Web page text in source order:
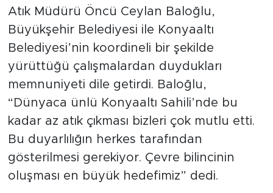
Atık Müdürü Öncü Ceylan Baloğlu,
Büyükşehir Belediyesi ile Konyaaltı
Belediyesi’nin koordineli bir şekilde
yürüttüğü çalışmalardan duydukları
memnuniyeti dile getirdi. Baloğlu,
“Dünyaca ünlü Konyaaltı Sahili’nde bu
kadar az atık çıkması bizleri çok mutlu etti.
Bu duyarlılığın herkes tarafından
gösterilmesi gerekiyor. Çevre bilincinin
oluşması en büyük hedefimiz” dedi.